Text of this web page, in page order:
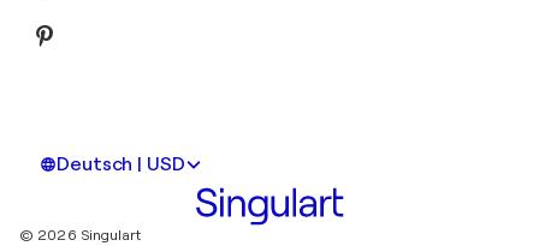
Deutsch | USD
© 2026 Singulart